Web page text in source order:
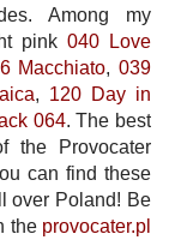
Among my
pink 040 Love
Macchiato,039
, 120 Day in
064. The best
the Provocater
can find these
over Poland! Be
theprovocater.pl